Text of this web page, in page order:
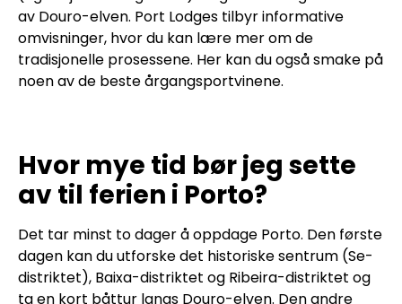
av Douro-elven. Port Lodges tilbyr informative
omvisninger, hvor du kan lære mer om de
tradisjonelle prosessene. Her kan du også smake på
noen av de beste årgangsportvinene.
Hvor mye tid bør jeg sette
av til ferien i Porto?
Det tar minst to dager å oppdage Porto. Den første
dagen kan du utforske det historiske sentrum (Se-
distriktet), Baixa-distriktet og Ribeira-distriktet og
ta en kort båttur langs Douro-elven. Den andre